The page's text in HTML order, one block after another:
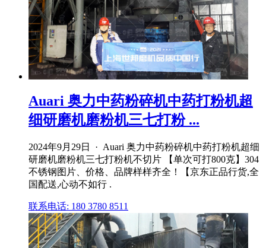
Auari 奥力中药粉碎机中药打粉机超
细研磨机磨粉机三七打粉 ...
2024年9月29日 · Auari 奥力中药粉碎机中药打粉机超细
研磨机磨粉机三七打粉机不切片 【单次可打800克】304
不锈钢图片、价格、品牌样样齐全！【京东正品行货,全
国配送,心动不如行 .
联系电话: 180 3780 8511